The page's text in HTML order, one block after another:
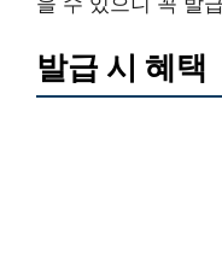
발급 시 혜택